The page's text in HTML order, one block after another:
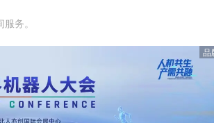
务。
品